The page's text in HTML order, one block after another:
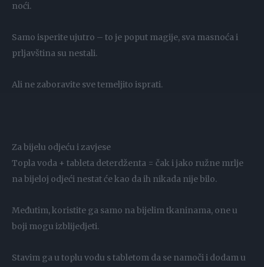
noći.
Samo isperite ujutro – to je poput magije, sva masnoća i
prljavština su nestali.
Ali ne zaboravite sve temeljito isprati.
Za bijelu odjeću i zavjese
Topla voda + tableta deterdženta = čak i jako ružne mrlje
na bijeloj odjeći nestat će kao da ih nikada nije bilo.
Međutim, koristite ga samo na bijelim tkaninama, one u
boji mogu izblijedjeti.
Stavim ga u toplu vodu s tabletom da se namoči i dodam u